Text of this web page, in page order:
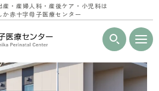
・産婦人科・産後ケア・小児科は
か赤十字母子医療センター